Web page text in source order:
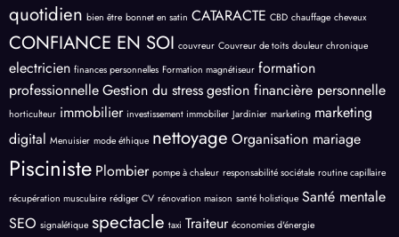
quotidien bien être bonnet en satin CATARACTE CBD chauffage cheveux
CONFIANCE EN SOI couvreur Couvreur de toits douleur chronique
electricien finances personnelles Formation magnétiseur formation
professionnelleGestion du stressgestion financière personnelle
horticulteur immobilier investissement immobilier Jardinier marketing marketing
digital Menuisier mode éthique nettoyage Organisation mariage
Pisciniste Plombier pompe à chaleur responsabilité sociétale routine capillaire
récupération musculaire rédiger CV rénovation maison santé holistique Santé mentale
SEO signalétique spectacle taxi Traiteur économies d'énergie